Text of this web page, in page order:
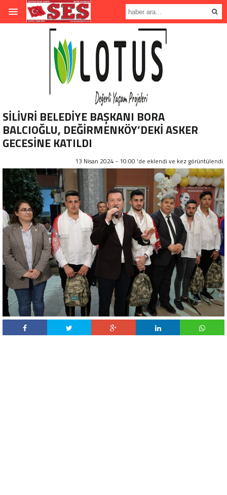
SİLİVRİ BELEDİYE BAŞKANI BORA
BALCIOĞLU, DEĞİRMENKÖY’DEKİ ASKER
GECESİNE KATILDI
13 Nisan 2024 - 10:00 'de eklendi ve kez görüntülendi.